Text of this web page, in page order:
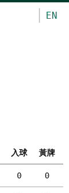
EN
入球 黃牌
0 0